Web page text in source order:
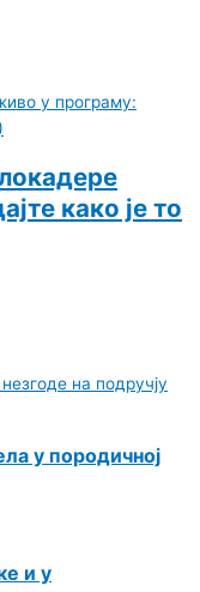
како је то
у породичној
и у